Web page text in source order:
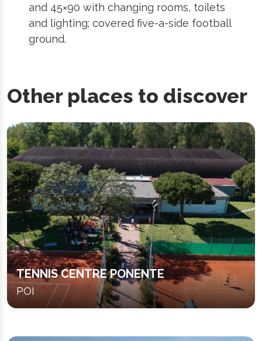
and 45×90 with changing rooms, toilets
and lighting; covered five-a-side football
ground.
Other places to discover
TENNIS CENTRE PONENTE
POI